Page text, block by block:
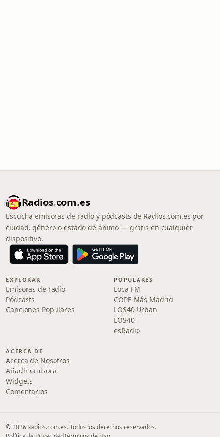
Radios.com.es
Escucha emisoras de radio y pódcasts de Radios.com.es por
ciudad, género o estado de ánimo — gratis en cualquier
dispositivo.
EXPLORAR
Emisoras de radio
Pódcasts
Canciones Populares
POPULARES
Loca FM
COPE Más Madrid
LOS40 Urban
LOS40
esRadio
ACERCA DE
Acerca de Nosotros
Añadir emisora
Widgets
Comentarios
© 2026 Radios.com.es. Todos los derechos reservados.